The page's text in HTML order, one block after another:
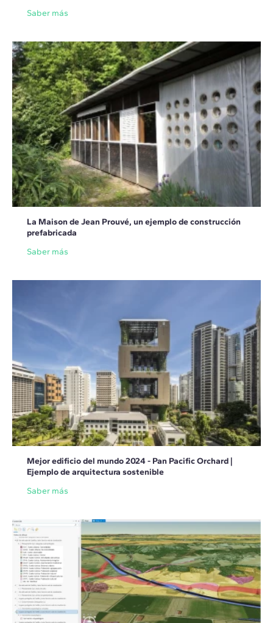
Saber más
La Maison de Jean Prouvé, un ejemplo de construcción
prefabricada
Saber más
Mejor edificio del mundo 2024 - Pan Pacific Orchard |
Ejemplo de arquitectura sostenible
Saber más